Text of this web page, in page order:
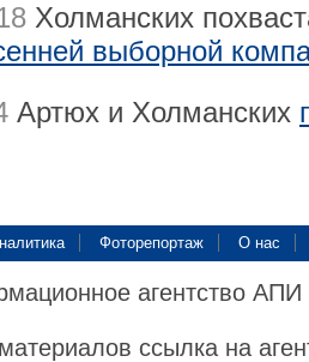
Холманских
выборной
Артюх и Холманских
Фоторепортаж О нас
агентство
ссылка на